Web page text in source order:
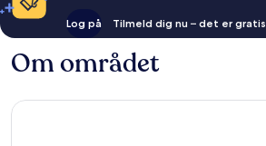
Log på Tilmeld dig nu – det er gratis
Om området